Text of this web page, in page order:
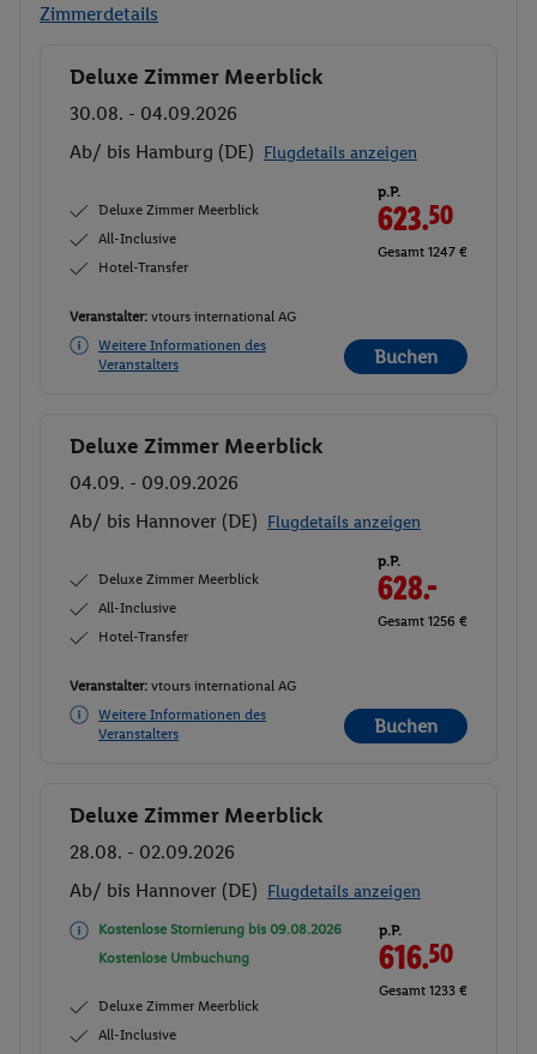
Zimmerdetails
Buchen
Deluxe Zimmer Meerblick
30.08. - 04.09.2026
Ab/ bis Hamburg (DE) Flugdetails anzeigen
Deluxe Zimmer Meerblick
All-Inclusive
Hotel-Transfer
p.P.
623.50
Gesamt 1247 €
Veranstalter: vtours international AG
Weitere Informationen des
Veranstalters
Buchen
Buchen
Deluxe Zimmer Meerblick
04.09. - 09.09.2026
Ab/ bis Hannover (DE) Flugdetails anzeigen
Deluxe Zimmer Meerblick
All-Inclusive
Hotel-Transfer
p.P.
628.-
Gesamt 1256 €
Veranstalter: vtours international AG
Weitere Informationen des
Veranstalters
Buchen
Buchen
Deluxe Zimmer Meerblick
28.08. - 02.09.2026
Ab/ bis Hannover (DE) Flugdetails anzeigen
Kostenlose Stornierung bis 09.08.2026
Kostenlose Umbuchung
Deluxe Zimmer Meerblick
All-Inclusive
p.P.
616.50
Gesamt 1233 €